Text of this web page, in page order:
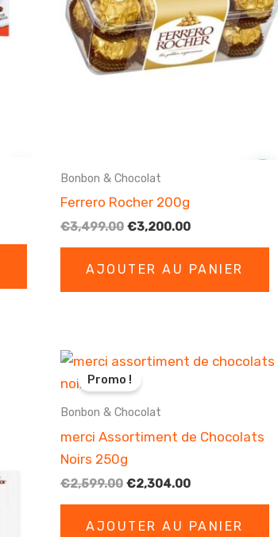
Bonbon & Chocolat
Ferrero Rocher 200g
€3,499.00 Le
était :
€3,200.00Le
est :
AJOUTER AU PANIER
Promo !
Bonbon & Chocolat
merci Assortiment de Chocolats
Noirs 250g
€2,599.00 Le
était :
€2,304.00Le
est :
AJOUTER AU PANIER